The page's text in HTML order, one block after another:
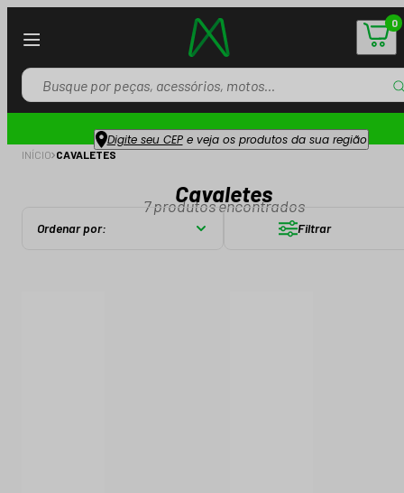
0
Digite seu CEPe veja os produtos da sua região
INÍCIO CAVALETES
Cavaletes
7produtos encontrados
Ordenar por: Filtrar